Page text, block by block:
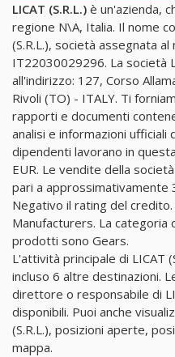
LICAT (S.R.L.) è un'azienda,
regione N\A, Italia. Il nome
(S.R.L.), società assegnata
IT22030029296. La società
all'indirizzo: 127, Corso
Rivoli (TO) - ITALY. Ti
rapporti e documenti
analisi e informazioni
dipendenti lavorano in
EUR. Le vendite della
pari a approssimativamente
Negativo il rating del
Manufacturers. La categoria
prodotti sono Gears.
L'attività principale di LICAT
incluso 6 altre destinazioni.
direttore o responsabile di
disponibili. Puoi anche
(S.R.L.), posizioni aperte,
mappa.